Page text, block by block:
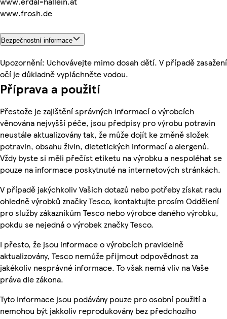
www.frosh.de
Bezpečnostní informace
Upozornění: Uchovávejte mimo dosah dětí. V případě zasažení
očí je důkladně vypláchněte vodou.
Příprava a použití
Přestože je zajištění správných informací o výrobcích
věnována nejvyšší péče, jsou předpisy pro výrobu potravin
neustále aktualizovány tak, že může dojít ke změně složek
potravin, obsahu živin, dietetických informací a alergenů.
Vždy byste si měli přečíst etiketu na výrobku a nespoléhat se
pouze na informace poskytnuté na internetových stránkách.
V případě jakýchkoliv Vašich dotazů nebo potřeby získat radu
ohledně výrobků značky Tesco, kontaktujte prosím Oddělení
pro služby zákazníkům Tesco nebo výrobce daného výrobku,
pokdu se nejedná o výrobek značky Tesco.
I přesto, že jsou informace o výrobcích pravidelně
aktualizovány, Tesco nemůže přijmout odpovědnost za
jakékoliv nesprávné informace. To však nemá vliv na Vaše
práva dle zákona.
Tyto informace jsou podávány pouze pro osobní použití a
nemohou být jakkoliv reprodukovány bez předchozího